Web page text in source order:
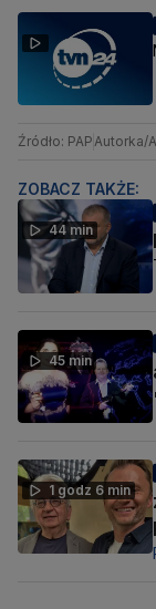
Źródło: PAPAutorka/
ZOBACZ TAKŻE:
44 min
45 min
1 godz 6 min